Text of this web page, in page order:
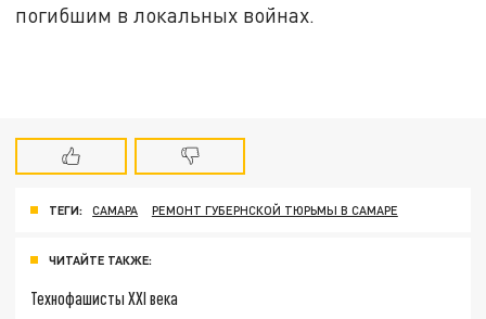
погибшим в локальных войнах.
ТЕГИ: САМАРА РЕМОНТ ГУБЕРНСКОЙ ТЮРЬМЫ В САМАРЕ
ЧИТАЙТЕ ТАКЖЕ:
Технофашисты XXI века